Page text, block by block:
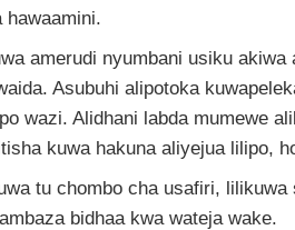
hawaamini.
amerudi nyumbani usiku
Asubuhi alipotoka
wazi. Alidhani labda mumewe
kuwa hakuna aliyejua lilipo,
tu chombo cha usafiri, lilikuwa
bidhaa kwa wateja wake.